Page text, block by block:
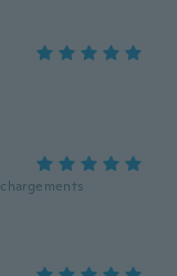
chargements